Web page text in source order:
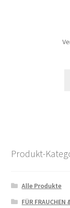
Produkt-
Alle Produkte
FÜR FRAUCHEN